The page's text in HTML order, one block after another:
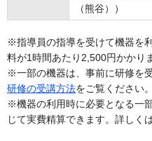
（熊谷））
※指導員の指導を受けて機器を
料が1時間あたり2,500円かかり
※一部の機器は、事前に研修を
研修の受講方法をご覧ください。
※機器の利用時に必要となる一
じて実費精算できます。詳しくは